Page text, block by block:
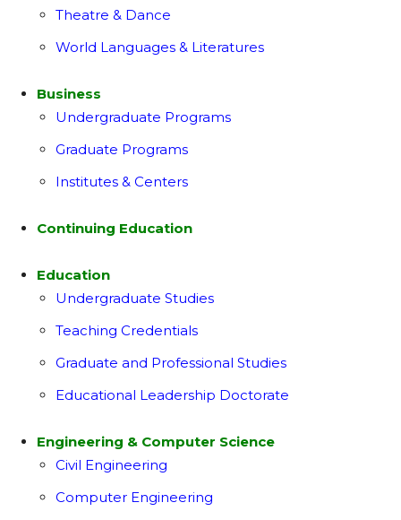
Theatre & Dance
World Languages & Literatures
Business
Undergraduate Programs
Graduate Programs
Institutes & Centers
Continuing Education
Education
Undergraduate Studies
Teaching Credentials
Graduate and Professional Studies
Educational Leadership Doctorate
Engineering & Computer Science
Civil Engineering
Computer Engineering